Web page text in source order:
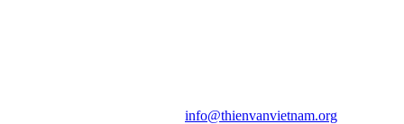
info@thienvanvietnam.org